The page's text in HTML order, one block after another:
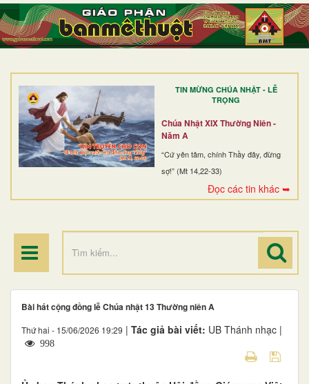
TIN MỪNG CHÚA NHẬT - LỄ
TRỌNG
Chúa Nhật XIX Thường Niên -
Năm A
“Cứ yên tâm, chính Thầy đây, đừng
sợ!” (Mt 14,22-33)
Đọc các tin khác ➥
TRANG NHẤT
GIỚI THIỆU
DÒNG TU
BAN MỤC VỤ
ĐOÀN THỂ CG
ĐIỂM HÀNH HƯƠNG
Bài hát cộng đồng lễ Chúa nhật 13 Thường niên A
Thứ hai - 15/06/2026 19:29 | Tác giả bài viết: UB Thánh nhạc |
998